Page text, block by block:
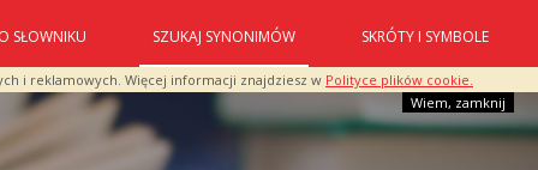
i reklamowych. Więcej informacji znajdziesz w Polityce plików cookie.
Wiem, zamknij
O SŁOWNIKU SZUKAJ SYNONIMÓW SKRÓTY I SYMBOLE